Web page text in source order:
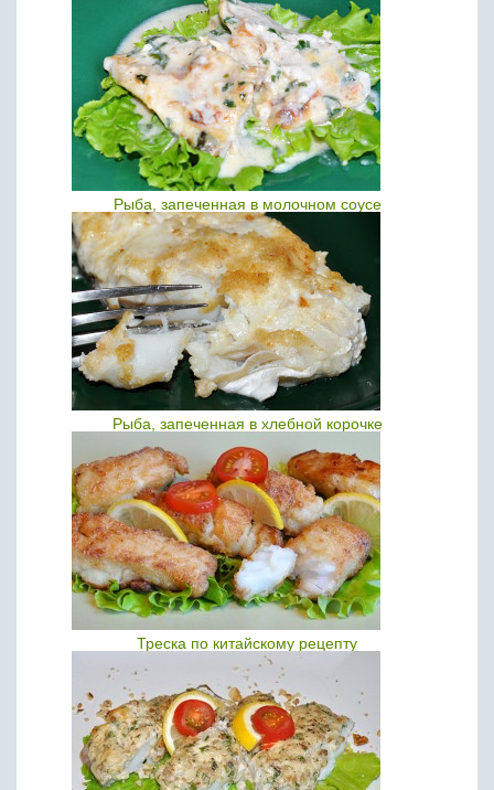
Рыба, запеченная в молочном соусе
Рыба, запеченная в хлебной корочке
Треска по китайскому рецепту